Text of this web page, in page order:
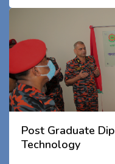
Post Graduate
Technology